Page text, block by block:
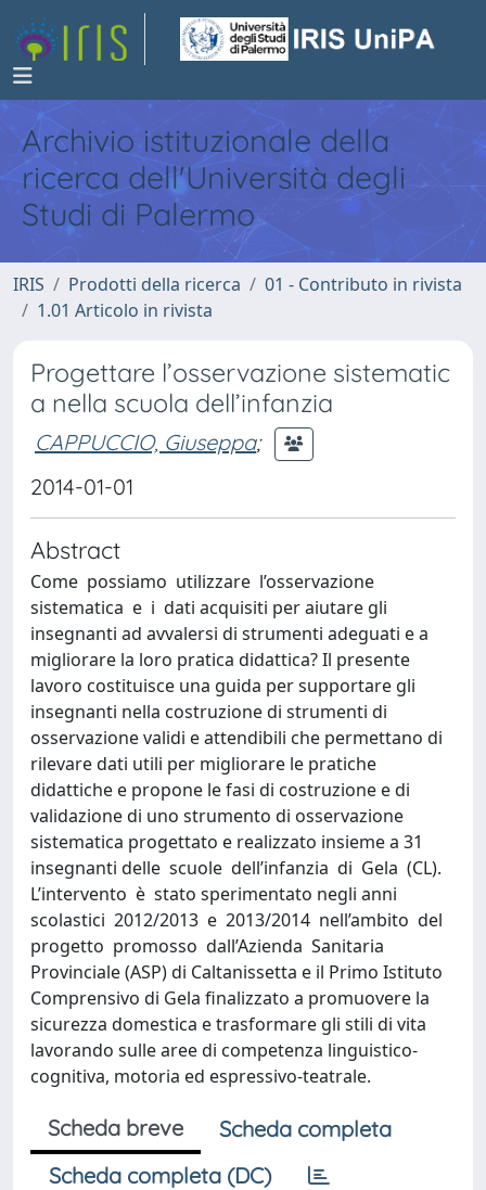
Archivio istituzionale della
ricerca dell'Università degli
Studi di Palermo
IRIS Prodotti della ricerca
01 - Contributo in rivista
1.01 Articolo in rivista
Progettare l’osservazione sistematic
a nella scuola dell’infanzia
CAPPUCCIO, Giuseppa;
2014-01-01
Abstract
Come possiamo utilizzare l’osservazione
sistematica e i dati acquisiti per aiutare gli
insegnanti ad avvalersi di strumenti adeguati e a
migliorare la loro pratica didattica? Il presente
lavoro costituisce una guida per supportare gli
insegnanti nella costruzione di strumenti di
osservazione validi e attendibili che permettano di
rilevare dati utili per migliorare le pratiche
didattiche e propone le fasi di costruzione e di
validazione di uno strumento di osservazione
sistematica progettato e realizzato insieme a 31
insegnanti delle scuole dell’infanzia di Gela (CL).
L’intervento è stato sperimentato negli anni
scolastici 2012/2013 e 2013/2014 nell’ambito del
progetto promosso dall’Azienda Sanitaria
Provinciale (ASP) di Caltanissetta e il Primo Istituto
Comprensivo di Gela finalizzato a promuovere la
sicurezza domestica e trasformare gli stili di vita
lavorando sulle aree di competenza linguistico-
cognitiva, motoria ed espressivo-teatrale.
Scheda breve
Scheda completa
Scheda completa (DC)